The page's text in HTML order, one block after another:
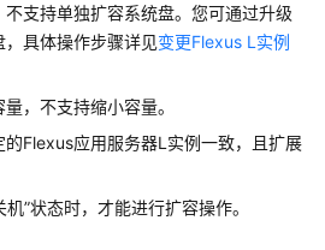
支持单独扩容系统盘。您可通过升级
具体操作步骤详见变更Flexus L实例
，不支持缩小容量。
的Flexus应用服务器L实例一致，且扩展
机”状态时，才能进行扩容操作。